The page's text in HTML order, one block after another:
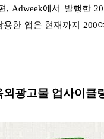
Adweek에서 발행한
한 앱은 현재까지 200
외광고물 업사이클